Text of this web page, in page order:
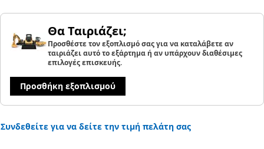
Θα Ταιριάζει;
Προσθέστε τον εξοπλισμό σας για να καταλάβετε αν
ταιριάζει αυτό το εξάρτημα ή αν υπάρχουν διαθέσιμες
επιλογές επισκευής.
Προσθήκη εξοπλισμού
Συνδεθείτε για να δείτε την τιμή πελάτη σας